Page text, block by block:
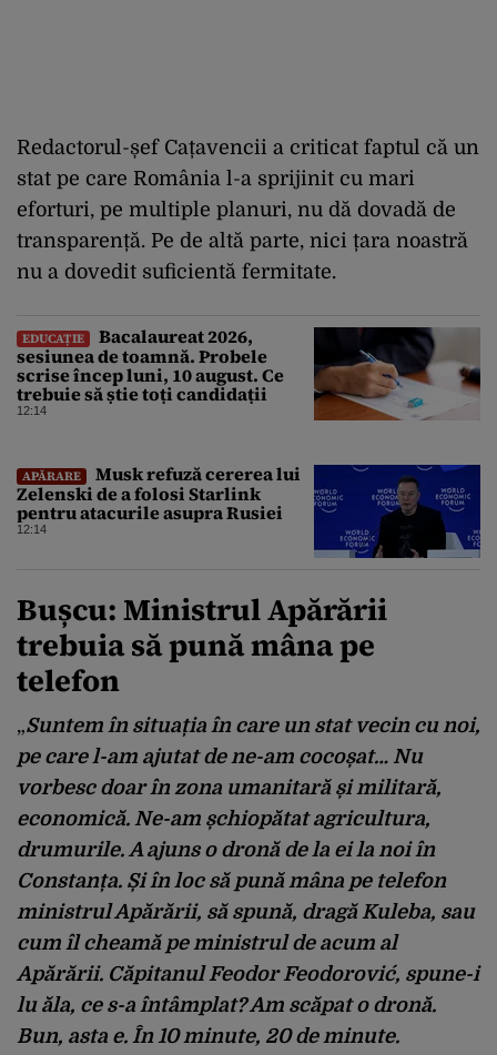
Redactorul-șef Cațavencii a criticat faptul că un
stat pe care România l-a sprijinit cu mari
eforturi, pe multiple planuri, nu dă dovadă de
transparență. Pe de altă parte, nici țara noastră
nu a dovedit suficientă fermitate.
EDUCAȚIE
Bacalaureat 2026,
sesiunea de toamnă. Probele
scrise încep luni, 10 august. Ce
trebuie să știe toți candidații
12:14
APĂRARE
Musk refuză cererea lui
Zelenski de a folosi Starlink
pentru atacurile asupra Rusiei
12:14
Bușcu: Ministrul Apărării
trebuia să pună mâna pe
telefon
„Suntem în situația în care un stat vecin cu noi,
pe care l-am ajutat de ne-am cocoșat… Nu
vorbesc doar în zona umanitară și militară,
economică. Ne-am șchiopătat agricultura,
drumurile. A ajuns o dronă de la ei la noi în
Constanța. Și în loc să pună mâna pe telefon
ministrul Apărării, să spună, dragă Kuleba, sau
cum îl cheamă pe ministrul de acum al
Apărării. Căpitanul Feodor Feodorović, spune-i
lu ăla, ce s-a întâmplat? Am scăpat o dronă.
Bun, asta e. În 10 minute, 20 de minute.